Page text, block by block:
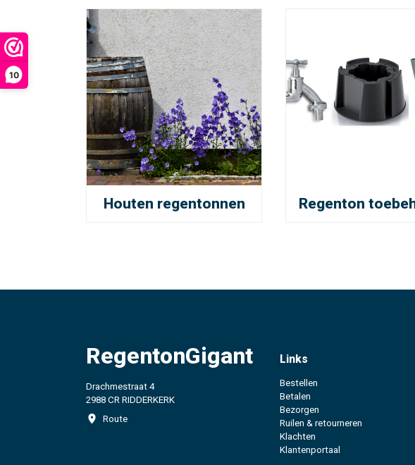
10
Houten regentonnen Regenton
RegentonGigant
Drachmestraat 4
2988 CR RIDDERKERK
Route
Links
Bestellen
Betalen
Bezorgen
Ruilen & retourneren
Klachten
Klantenportaal